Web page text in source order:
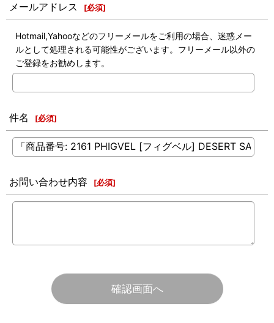
メールアドレス [必須]
Hotmail,Yahooなどのフリーメールをご利用の場合、迷惑メー
ルとして処理される可能性がございます。フリーメール以外の
ご登録をお勧めします。
件名 [必須]
お問い合わせ内容 [必須]
確認画面へ